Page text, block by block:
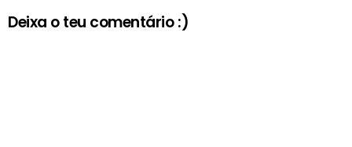
Deixa o teu comentário :)